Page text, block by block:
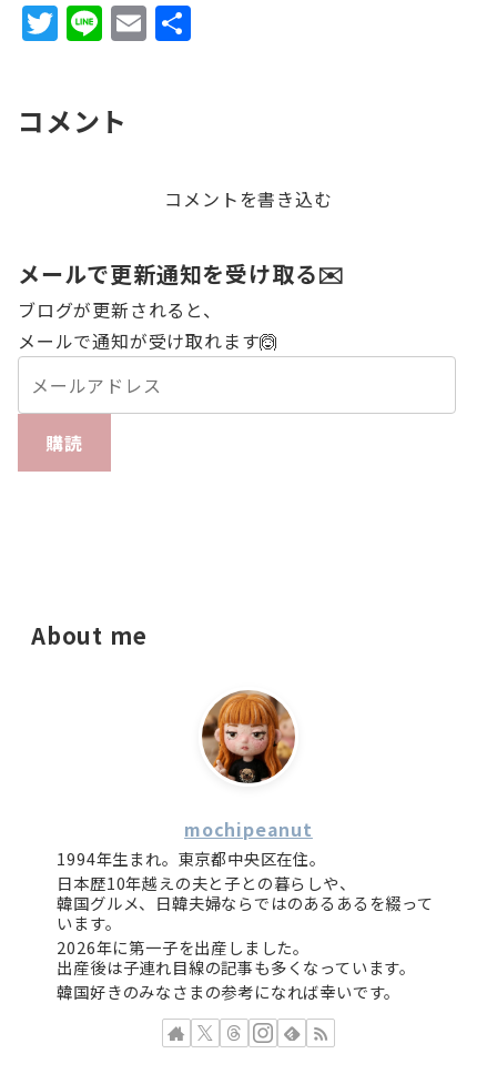
T
w
te
Li
n
E
m
コメント
コメントを書き込む
メールで更新通知を受け取る✉️
ブログが更新されると、
メールで通知が受け取れます🙆
購読
About me
mochipeanut
1994年生まれ。東京都中央区在住。
日本歴10年越えの夫と子との暮らしや、
韓国グルメ、日韓夫婦ならではのあるあるを綴って
います。
2026年に第一子を出産しました。
出産後は子連れ目線の記事も多くなっています。
韓国好きのみなさまの参考になれば幸いです。